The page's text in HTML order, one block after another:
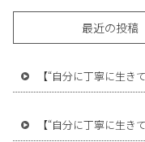
最近の投稿